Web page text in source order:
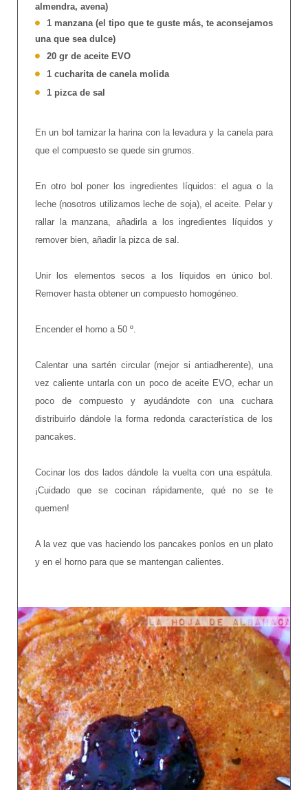
almendra, avena)
1 manzana (el tipo que te guste más, te aconsejamos
una que sea dulce)
20 gr de aceite EVO
1 cucharita de canela molida
1 pizca de sal
En un bol tamizar la harina con la levadura y la canela para
que el compuesto se quede sin grumos.
En otro bol poner los ingredientes líquidos: el agua o la
leche (nosotros utilizamos leche de soja), el aceite. Pelar y
rallar la manzana, añadirla a los ingredientes líquidos y
remover bien, añadir la pizca de sal.
Unir los elementos secos a los líquidos en único bol.
Remover hasta obtener un compuesto homogéneo.
Encender el horno a 50 º.
Calentar una sartén circular (mejor si antiadherente), una
vez caliente untarla con un poco de aceite EVO, echar un
poco de compuesto y ayudándote con una cuchara
distribuirlo dándole la forma redonda característica de los
pancakes.
Cocinar los dos lados dándole la vuelta con una espátula.
¡Cuidado que se cocinan rápidamente, qué no se te
quemen!
A la vez que vas haciendo los pancakes ponlos en un plato
y en el horno para que se mantengan calientes.